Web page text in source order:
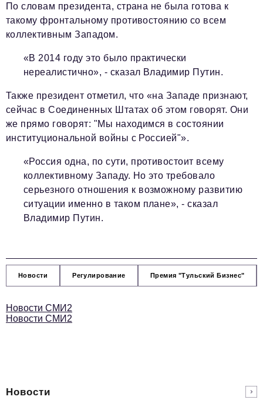
По словам президента, страна не была готова к
такому фронтальному противостоянию со всем
коллективным Западом.
«В 2014 году это было практически
нереалистично», - сказал Владимир Путин.
Также президент отметил, что «на Западе признают,
сейчас в Соединенных Штатах об этом говорят. Они
же прямо говорят: "Мы находимся в состоянии
институциональной войны с Россией"».
«Россия одна, по сути, противостоит всему
коллективному Западу. Но это требовало
серьезного отношения к возможному развитию
ситуации именно в таком плане», - сказал
Владимир Путин.
Новости Регулирование Премия "Тульский Бизнес"
Новости СМИ2
Новости СМИ2
Новости